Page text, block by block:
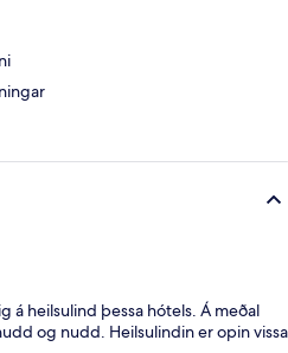
á heilsulind þessa hótels. Á meðal
og nudd. Heilsulindin er opin vissa